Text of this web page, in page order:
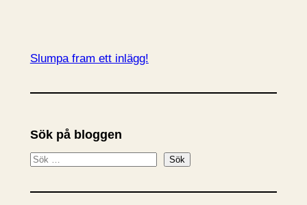
Slumpa fram ett inlägg!
Sök på bloggen
S
k
Sök